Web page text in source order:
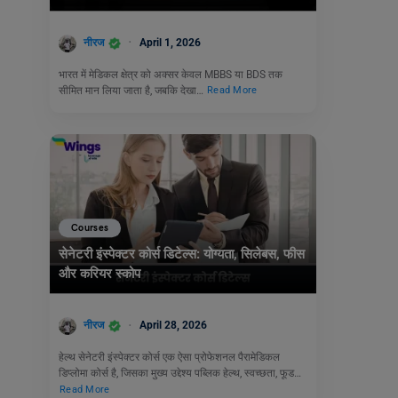
नीरज April 1, 2026
भारत में मेडिकल क्षेत्र को अक्सर केवल MBBS या BDS तक
सीमित मान लिया जाता है, जबकि देखा…
Read More
Courses
सेनेटरी इंस्पेक्टर कोर्स डिटेल्स: योग्यता, सिलेबस, फीस
और करियर स्कोप
नीरज April 28, 2026
हेल्थ सेनेटरी इंस्पेक्टर कोर्स एक ऐसा प्रोफेशनल पैरामेडिकल
डिप्लोमा कोर्स है, जिसका मुख्य उद्देश्य पब्लिक हेल्थ, स्वच्छता, फूड…
Read More